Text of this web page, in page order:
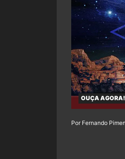
OUÇA AGORA!
Por Fernando